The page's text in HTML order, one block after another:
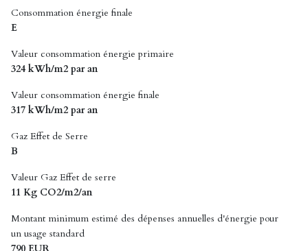
Consommation énergie finale
E
Valeur consommation énergie primaire
324 kWh/m2 par an
Valeur consommation énergie finale
317 kWh/m2 par an
Gaz Effet de Serre
B
Valeur Gaz Effet de serre
11 Kg CO2/m2/an
Montant minimum estimé des dépenses annuelles d'énergie pour
un usage standard
790 EUR